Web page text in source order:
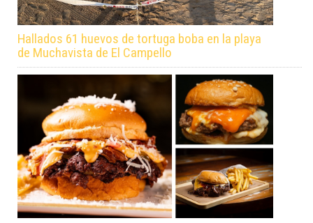
Hallados 61 huevos de tortuga boba en la playa
de Muchavista de El Campello